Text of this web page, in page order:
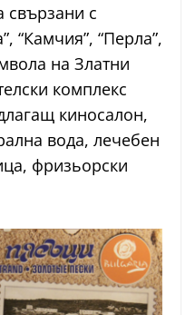
свързани с
“Камчия”, “Перла”,
на Златни
комплекс
киносалон,
вода, лечебен
фризьорски